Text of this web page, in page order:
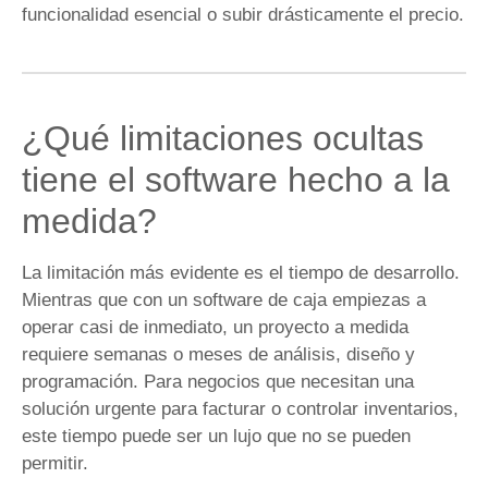
funcionalidad esencial o subir drásticamente el precio.
¿Qué limitaciones ocultas
tiene el software hecho a la
medida?
La limitación más evidente es el tiempo de desarrollo.
Mientras que con un software de caja empiezas a
operar casi de inmediato, un proyecto a medida
requiere semanas o meses de análisis, diseño y
programación. Para negocios que necesitan una
solución urgente para facturar o controlar inventarios,
este tiempo puede ser un lujo que no se pueden
permitir.